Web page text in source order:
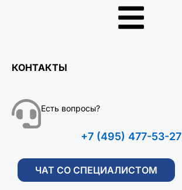
КОНТАКТЫ
Есть вопросы?
+7 (495) 477-53-27
ЧАТ СО СПЕЦИАЛИСТОМ